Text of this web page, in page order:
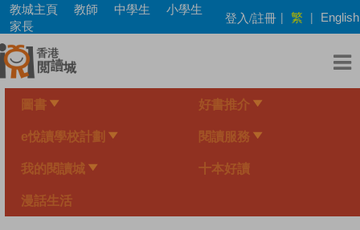
Skip
main
content
教城主頁 教師 中學生
小學生
家長
登入/註冊 | 繁 | English
圖書 好書推介
e悅讀學校計劃 閱讀服務
我的閱讀城 十本好讀
漫話生活